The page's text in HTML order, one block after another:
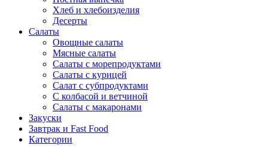
Хлеб и хлебоизделия
Десерты
Салаты
Овощные салаты
Мясные салаты
Салаты с морепродуктами
Салаты с курицей
Салат с субпродуктами
С колбасой и ветчиной
Салаты с макаронами
Закуски
Завтрак и Fast Food
Категории